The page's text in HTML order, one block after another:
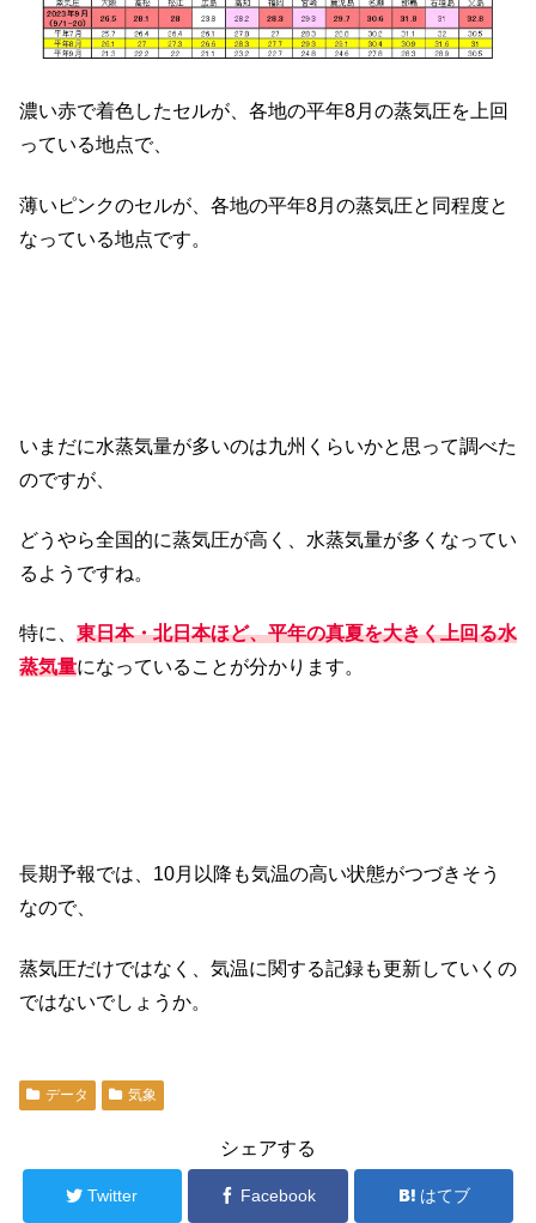
濃い赤で着色したセルが、各地の平年8月の蒸気圧を上回
っている地点で、
薄いピンクのセルが、各地の平年8月の蒸気圧と同程度と
なっている地点です。
いまだに水蒸気量が多いのは九州くらいかと思って調べた
のですが、
どうやら全国的に蒸気圧が高く、水蒸気量が多くなってい
るようですね。
特に、 東日本・北日本ほど、平年の真夏を大きく上回る水
蒸気量になっていることが分かります。
長期予報では、10月以降も気温の高い状態がつづきそう
なので、
蒸気圧だけではなく、気温に関する記録も更新していくの
ではないでしょうか。
データ 気象
シェアする
Twitter Facebook はてブ